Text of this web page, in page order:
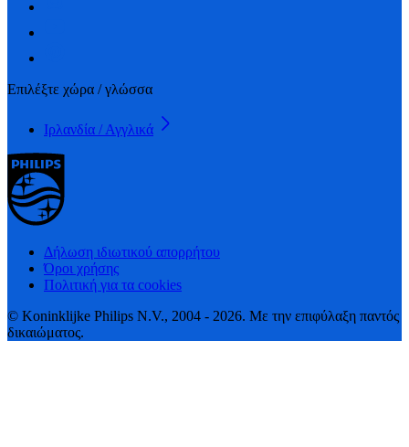
Επιλέξτε χώρα / γλώσσα
Ιρλανδία / Αγγλικά
Δήλωση ιδιωτικού απορρήτου
Όροι χρήσης
Πολιτική για τα cookies
© Koninklijke Philips N.V., 2004 - 2026. Με την επιφύλαξη παντός
δικαιώματος.